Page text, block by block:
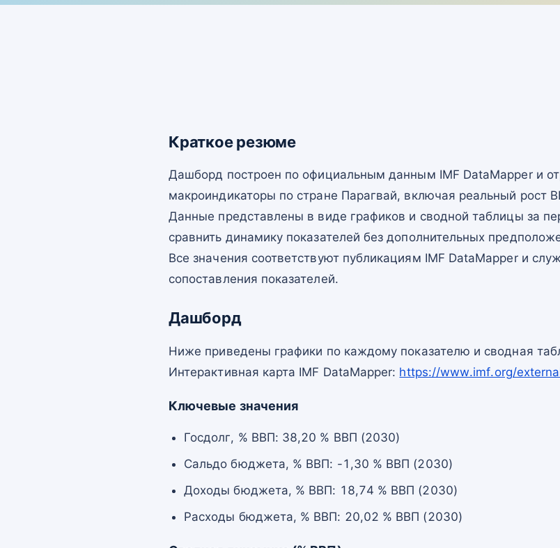
Краткое резюме
Дашборд построен по официальным данным IMF DataMapper и
макроиндикаторы по стране Парагвай, включая реальный рост
Данные представлены в виде графиков и сводной таблицы за
сравнить динамику показателей без дополнительных
Все значения соответствуют публикациям IMF DataMapper и
сопоставления показателей.
Дашборд
Ниже приведены графики по каждому показателю и сводная
Интерактивная карта IMF DataMapper: https://www.imf.org/
Ключевые значения
Госдолг, % ВВП: 38,20 % ВВП (2030)
Сальдо бюджета, % ВВП: -1,30 % ВВП (2030)
Доходы бюджета, % ВВП: 18,74 % ВВП (2030)
Расходы бюджета, % ВВП: 20,02 % ВВП (2030)